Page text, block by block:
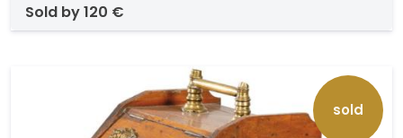
sold by120 €
sold